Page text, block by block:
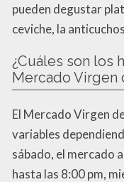
pueden degustar
ceviche, la
¿Cuáles son los
Mercado Virgen
El Mercado Virgen
variables
sábado, el mercado
hasta las 8:00 pm,